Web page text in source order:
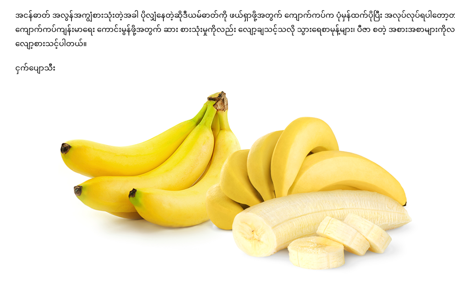
အငန်ဓာတ် အလွန်အကျွံစားသုံးတဲ့အခါ ပိုလျှံနေတဲ့ဆိုဒီယမ်ဓာတ်ကို ဖယ်ရှာဖို့အတွက် ကျောက်ကပ်က ပုံမှန်ထက်ပိုပြီး အလုပ်လုပ်ရပါတော့
ကျောက်ကပ်ကျန်းမာရေး ကောင်းမွန်ဖို့အတွက် ဆား စားသုံးမှုကိုလည်း လျော့ချသင့်သလို သွားရေစာမုန့်များ၊ ပီဇာ စတဲ့ အစားအစာများကို
လျော့စားသင့်ပါတယ်။
ငှက်ပျောသီး